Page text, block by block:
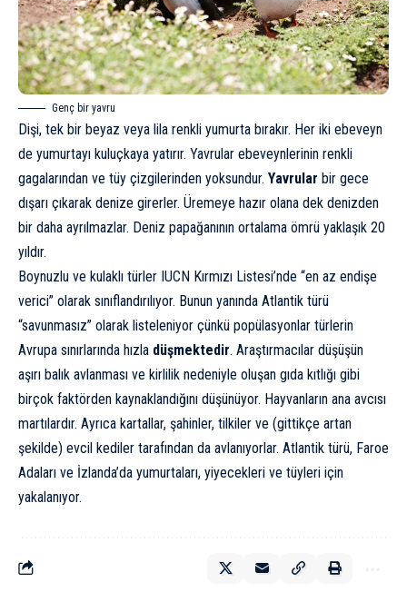
Genç bir yavru
Dişi, tek bir beyaz veya lila renkli yumurta bırakır. Her iki ebeveyn
de yumurtayı kuluçkaya yatırır. Yavrular ebeveynlerinin renkli
gagalarından ve tüy çizgilerinden yoksundur. Yavrular bir gece
dışarı çıkarak denize girerler. Üremeye hazır olana dek denizden
bir daha ayrılmazlar. Deniz papağanının ortalama ömrü yaklaşık 20
yıldır.
Boynuzlu ve kulaklı türler IUCN Kırmızı Listesi’nde “en az endişe
verici” olarak sınıflandırılıyor. Bunun yanında Atlantik türü
“savunmasız” olarak listeleniyor çünkü popülasyonlar türlerin
Avrupa sınırlarında hızla düşmektedir. Araştırmacılar düşüşün
aşırı balık avlanması ve kirlilik nedeniyle oluşan gıda kıtlığı gibi
birçok faktörden kaynaklandığını düşünüyor. Hayvanların ana avcısı
martılardır. Ayrıca kartallar, şahinler, tilkiler ve (gittikçe artan
şekilde) evcil kediler tarafından da avlanıyorlar. Atlantik türü, Faroe
Adaları ve İzlanda’da yumurtaları, yiyecekleri ve tüyleri için
yakalanıyor.